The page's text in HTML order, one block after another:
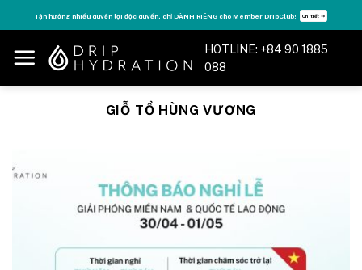
to
content
Tận hưởng nhiều quyền lợi độc quyền, chỉ DÀNH RIÊNG cho Member DripClub! Chi tiết ➝
HOTLINE: +84 90 1885
088
GIỖ TỔ HÙNG VƯƠNG